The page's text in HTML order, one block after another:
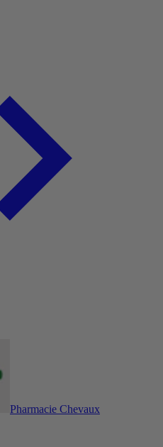
Pharmacie Chevaux